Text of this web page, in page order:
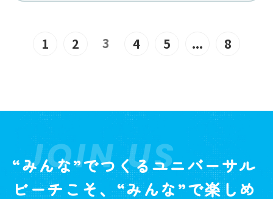
1 2 3 4 5 ... 8
JOIN US
“みんな”でつくるユニバーサル
ビーチこそ、“みんな”で楽しめ